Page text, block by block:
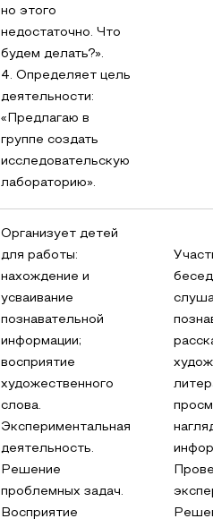
но этого
недостаточно. Что
будем делать?».
4. Определяет цель
деятельности:
«Предлагаю в
группе создать
исследовательскую
лабораторию».
Организует детей
для работы:
нахождение и
усваивание
познавательной
информации;
восприятие
художественного
слова.
Экспериментальная
деятельность.
Решение
проблемных задач.
Восприятие